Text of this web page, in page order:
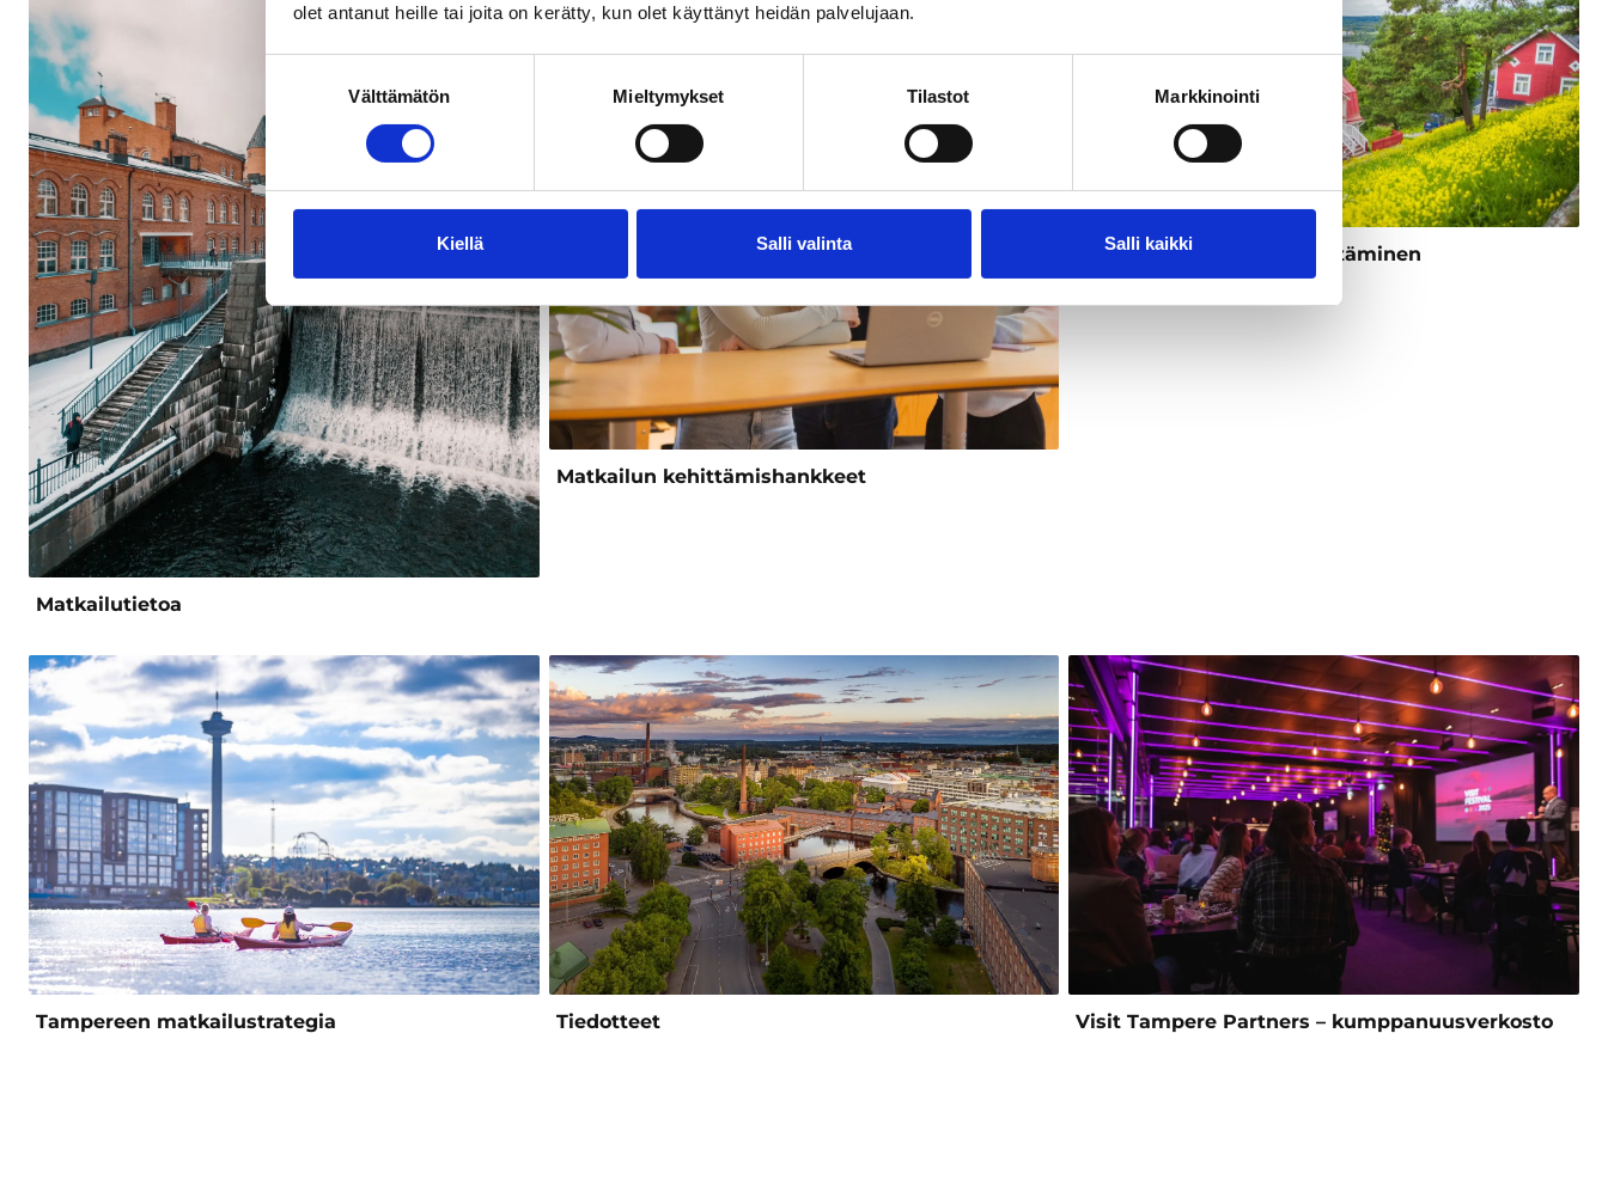
olet antanut heille tai joita on kerätty, kun olet käyttänyt heidän palvelujaan.
Välttämätön Mieltymykset Tilastot Markkinointi
Kiellä Salli valinta Salli kaikki
Matkailutietoa
Matkailun kehittämishankkeet
Kestävän matkailun kehittäminen
Tampereen matkailustrategia Tiedotteet Visit Tampere Partners – kumppanuusverkosto